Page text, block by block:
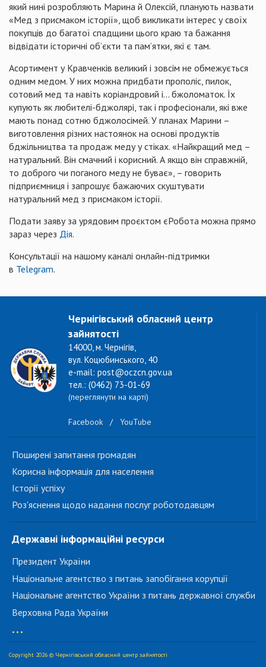
який нині розробляють Марина й Олексій, планують назвати
«Мед з присмаком історії», щоб викликати інтерес у своїх
покупців до багатої спадщини цього краю та бажання
відвідати історичні об’єкти та пам’ятки, які є там.
Асортимент у Кравченків великий і зовсім не обмежується
одним медом. У них можна придбати прополіс, пилок,
сотовий мед та навіть коріандровий і... бжоломаток. Їх
купують як любителі-бджолярі, так і професіонали, які вже
мають понад сотню бджолосімей. У планах Марини –
виготовлення різних настоянок на основі продуктів
бджільництва та продаж меду у стіках. «Найкращий мед –
натуральний. Він смачний і корисний. А якщо він справжній,
то доброго чи поганого меду не буває», – говорить
підприємниця і запрошує бажаючих скуштувати
натуральний мед з присмаком історії.
Подати заяву за урядовим проєктом єРобота можна прямо
зараз через Дія.
Консультації на нашому каналі онлайн-підтримки
в Telegram.
Чернігівський обласний центр
зайнятості
14000, м. Чернігів,
вул. Коцюбинського, 40
e-mail: post@oczcn.gov.ua
тел.: (0462) 73-01-69
(переглянути на карті)
Facebook / YouTube
Поширені запитання громадян
Корисна інформація для населення
Історії успіху
Роз'яснення щодо надання послуг роботодавцям
Державні інформаційні ресурси
Президент України
Національне агентство з питань запобігання корупції
Національне агентство України з питань державної служби
Верховна Рада України
...
Copyright 2026 © Чернігівський обласний центр зайнятості